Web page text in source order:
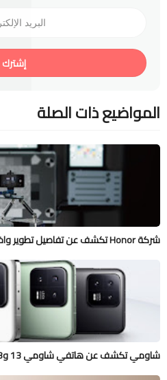
إشترك
المواضيع ذات الصلة
شركة Honor تكشف عن تفاصيل تطوير واختبار كاميرا هاتف Magic5 Pro
شاومي تكشف عن هاتفي شاومي 13 و13 برو